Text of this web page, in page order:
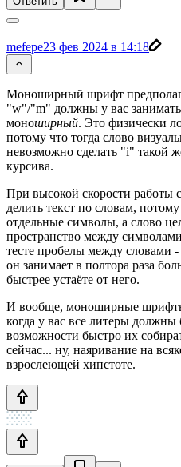
mefepe23 фев 2024 в 14:18
Моноширный шрифт
"w"/"m" должны у вас
моноширный. Это физически
потому что тогда слово
невозможно сделать "i" такой
курсива.
При высокой скорости работы
делить текст по словам,
отдельные символы, а слово
пространство между
тесте пробелы между словами
он занимает в полтора раза
быстрее устаёте от него.
И вообще, моноширные
когда у вас все литеры
возможности быстро их
сейчас... ну, наяривание на
взрослеющей хипстоте.